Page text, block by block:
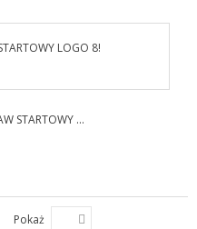
STARTOWY ...
Pokaż